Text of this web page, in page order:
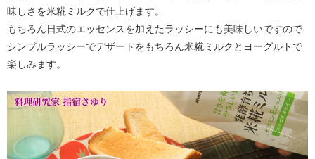
味しさを米糀ミルクで仕上げます。
もちろん日式のエッセンスを加えたラッシーにも美味しいですので
シンプルラッシーでデザートをもちろん米糀ミルクとヨーグルトで
楽しみます。